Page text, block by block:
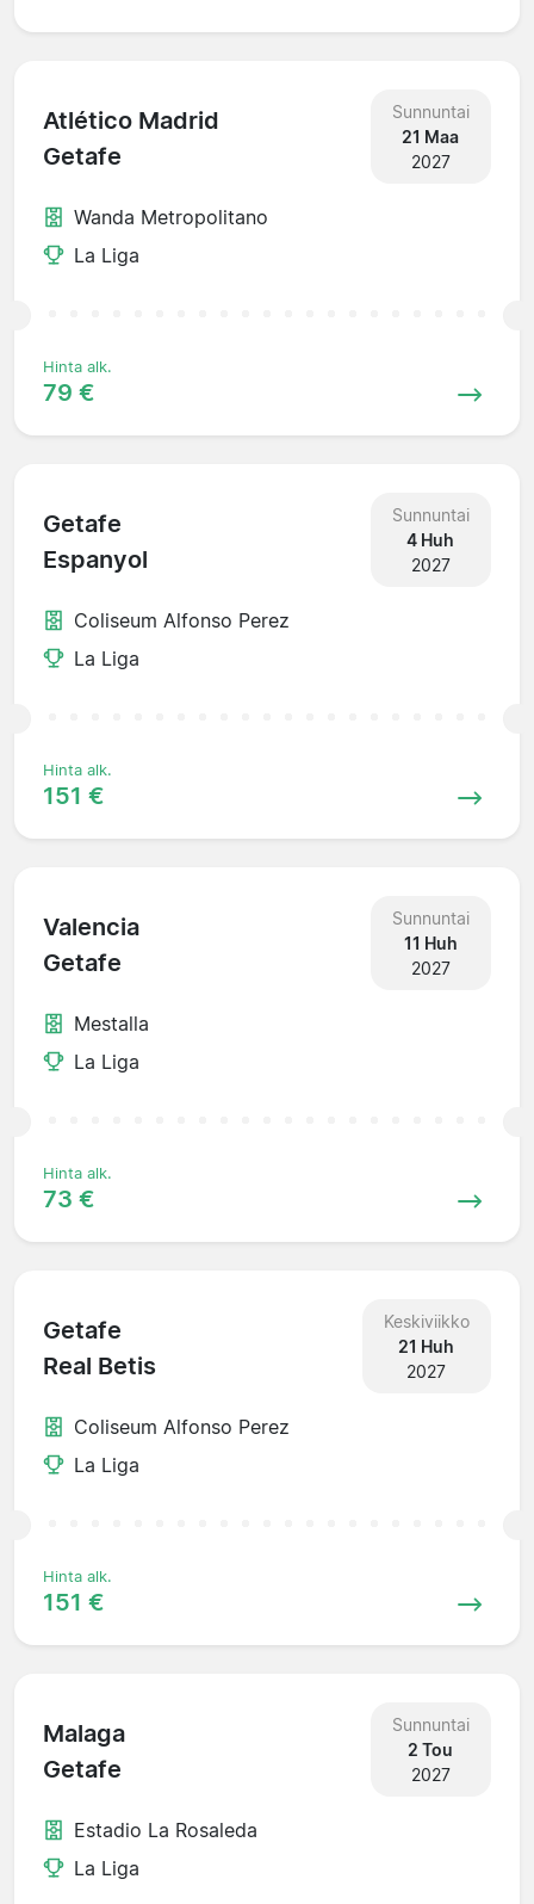
Atlético Madrid
Getafe
Sunnuntai
21 Maa
2027
Wanda Metropolitano
La Liga
Hinta alk.
79 €
Getafe
Espanyol
Sunnuntai
4 Huh
2027
Coliseum Alfonso Perez
La Liga
Hinta alk.
151 €
Valencia
Getafe
Sunnuntai
11 Huh
2027
Mestalla
La Liga
Hinta alk.
73 €
Getafe
Real Betis
Keskiviikko
21 Huh
2027
Coliseum Alfonso Perez
La Liga
Hinta alk.
151 €
Malaga
Getafe
Sunnuntai
2 Tou
2027
Estadio La Rosaleda
La Liga